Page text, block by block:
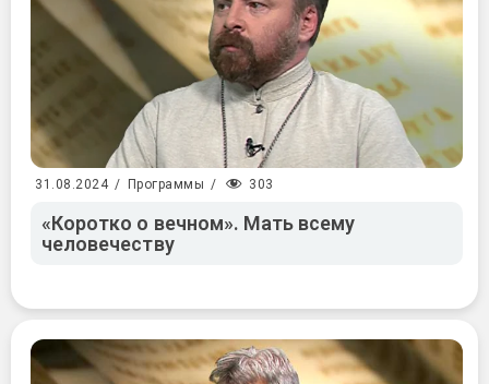
31.08.2024 / Программы / 303
«Коротко о вечном». Мать всему
человечеству